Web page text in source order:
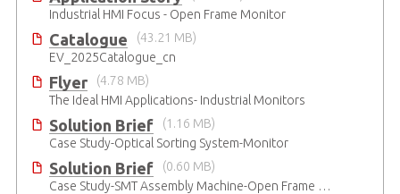
Industrial HMI Focus - Open Frame Monitor
Catalogue
(43.21 MB)
EV_2025Catalogue_cn
Flyer
(4.78 MB)
The Ideal HMI Applications- Industrial Monitors
Solution Brief
(1.16 MB)
Case Study-Optical Sorting System-Monitor
Solution Brief
(0.60 MB)
Case Study-SMT Assembly Machine-Open Frame Monitor